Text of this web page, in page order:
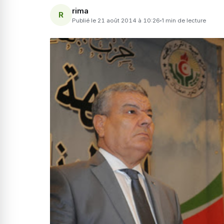
R rima
Publié le 21 août 2014 à 10:26 1 min de lecture